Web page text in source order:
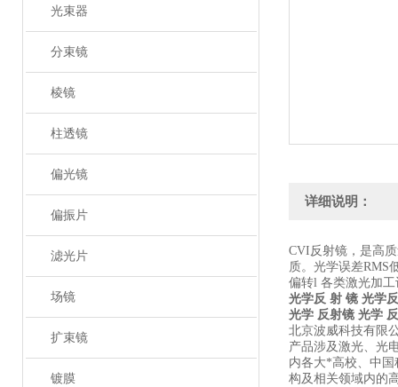
光束器
分束镜
棱镜
柱透镜
偏光镜
偏振片
滤光片
场镜
扩束镜
镀膜
详细说明：
CVI反射镜，是高
质。光学误差RMS
偏转l 各类激光加
光学反 射 镜 光学
光学 反射镜 光学
北京波威科技有限
产品涉及激光、光
内各大*高校、中
构及相关领域内的